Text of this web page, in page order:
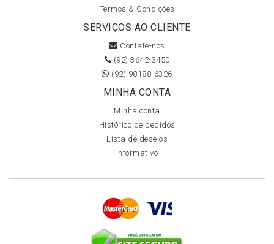
Termos & Condições
SERVIÇOS AO CLIENTE
Contate-nos
(92) 3642-3450
(92) 98188-6326
MINHA CONTA
Minha conta
Histórico de pedidos
Lista de desejos
Informativo